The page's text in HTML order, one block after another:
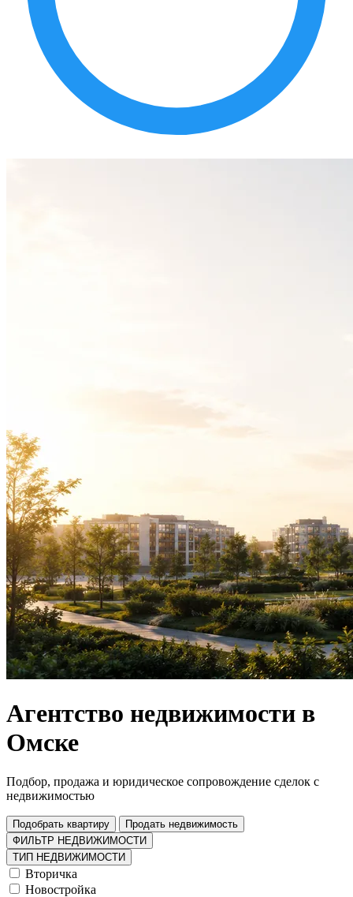
Агентство недвижимости в
Омске
Подбор, продажа и юридическое сопровождение сделок с
недвижимостью
Подобрать квартиру
Продать недвижимость
ФИЛЬТР НЕДВИЖИМОСТИ
ТИП НЕДВИЖИМОСТИ
Вторичка
Новостройка